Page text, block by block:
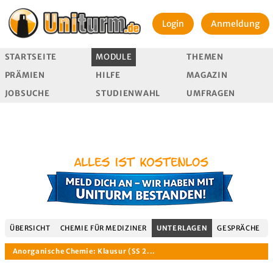
Login Anmeldung
STARTSEITE MODULE
THEMEN
PRÄMIEN
HILFE
MAGAZIN
JOBSUCHE
STUDIENWAHL UMFRAGEN
ÜBERSICHT CHEMIE FÜR MEDIZINER UNTERLAGEN GESPRÄCHE